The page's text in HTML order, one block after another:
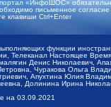
портал «ИнфоШОС»
письменное
клавиши Ctrl+Enter
функции
Телеканал Настоящее
Денис Николаевич,
Чуракова Ольга
Апухтина Юлия
Долинина Ирина
на 03.09.2021